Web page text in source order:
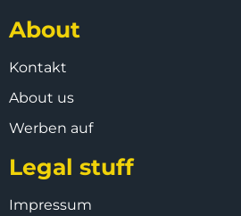
About
Kontakt
About us
Werben auf
Legal stuff
Impressum